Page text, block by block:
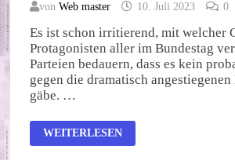
vonWeb master 10. Juli 2023 0
Es ist schon irritierend, mit welcher
Protagonisten aller im Bundestag
Parteien bedauern, dass es kein
gegen die dramatisch
gäbe. …
WARUM
IST
WEITERLESEN